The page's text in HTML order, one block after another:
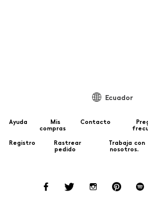
Ecuador
Ayuda
Mis
compras
Contacto
Registro
Rastrear
pedido
Trabaja con
nosotros.